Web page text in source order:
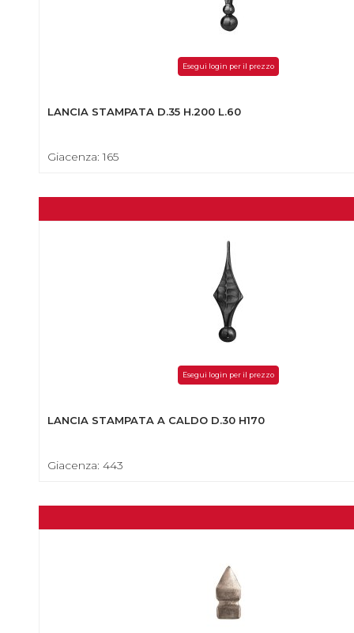
Esegui login per il prezzo
LANCIA STAMPATA D.35 H.200 L.60
Giacenza: 165
Esegui login per il prezzo
LANCIA STAMPATA A CALDO D.30 H170
Giacenza: 443